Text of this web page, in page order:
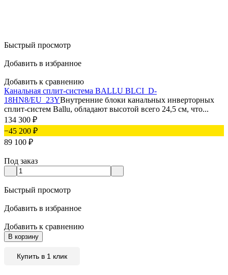
Быстрый просмотр
Добавить в избранное
Добавить к сравнению
Канальная сплит-система BALLU BLCI_D-
18HN8/EU_23YВнутренние блоки канальных инверторных
сплит-систем Ballu, обладают высотой всего 24,5 см, что...
134 300 ₽
−45 200 ₽
89 100 ₽
Под заказ
Быстрый просмотр
Добавить в избранное
Добавить к сравнению
В корзину
Купить в 1 клик